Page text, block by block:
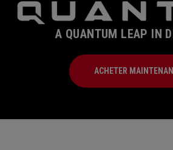
A QUANTUM LEAP IN
ACHETER